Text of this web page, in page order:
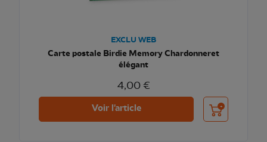
EXCLU WEB
Carte postale Birdie Memory Chardonneret
élégant
4,00 €
Voir l'article Ajouter au